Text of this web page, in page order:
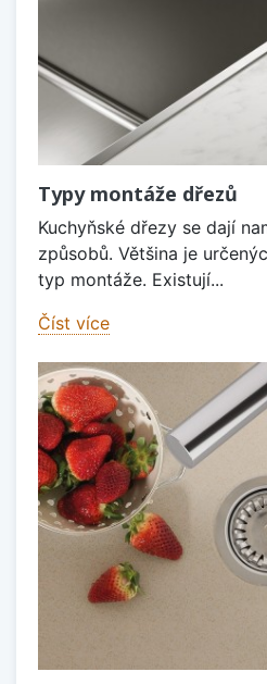
Typy montáže dřezů
Kuchyňské dřezy se dají
způsobů. Většina je
typ montáže. Existují...
Číst více